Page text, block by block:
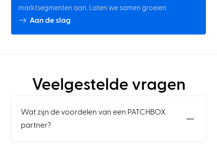
marktsegmenten aan. Laten we samen groeien
Aan de slag
Veelgestelde vragen
Wat zijn de voordelen van een PATCHBOX
partner?